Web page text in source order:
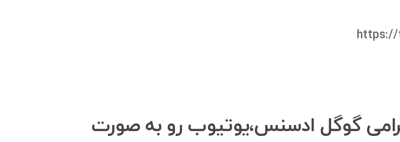
https://
گوگل ادسنس،یوتیوب رو به صورت